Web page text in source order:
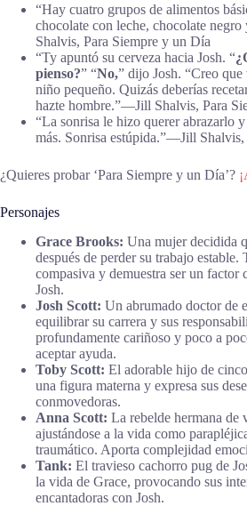
“Hay cuatro grupos de alimentos
chocolate con leche, chocolate
Shalvis, Para Siempre y un Día
“Ty apuntó su cerveza hacia Josh. “
pienso?” “No,” dijo Josh. “Creo que
niño pequeño. Quizás deberías
hazte hombre.”―Jill Shalvis, Para
“La sonrisa le hizo querer abrazarlo
más. Sonrisa estúpida.”―Jill
¿Quieres probar ‘Para Siempre y un Día’?
Personajes
Grace Brooks: Una mujer decidida
después de perder su trabajo estable.
compasiva y demuestra ser un factor
Josh.
Josh Scott: Un abrumado doctor de
equilibrar su carrera y sus
profundamente cariñoso y poco a
aceptar ayuda.
Toby Scott: El adorable hijo de
una figura materna y expresa sus
conmovedoras.
Anna Scott: La rebelde hermana de
ajustándose a la vida como
traumático. Aporta complejidad
Tank: El travieso cachorro pug de
la vida de Grace, provocando sus
encantadoras con Josh.